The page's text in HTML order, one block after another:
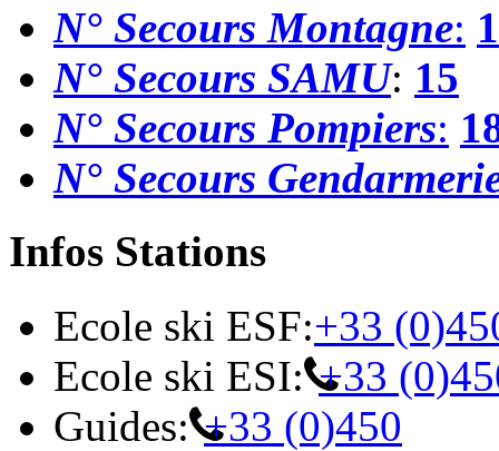
N° Secours Montagne:
N° Secours SAMU: 15
N° Secours Pompiers:
N° Secours
Infos Stations
Ecole ski ESF:+33
Ecole ski ESI: +33
Guides: +33 (0)450